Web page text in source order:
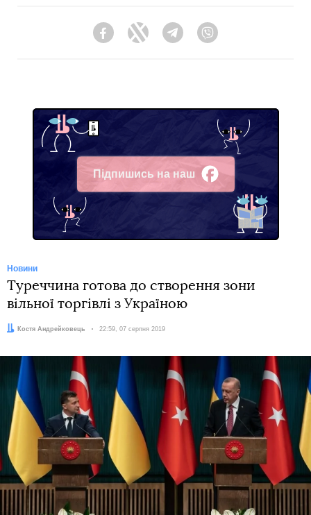
FacebookTwitter Telegram
Підпишись на наш
Facebook
Новини
Туреччина готова до створення зони
вільної торгівлі з Україною
Автор:Костя Андрейковець Дата:
22:59, 07 серпня 2019